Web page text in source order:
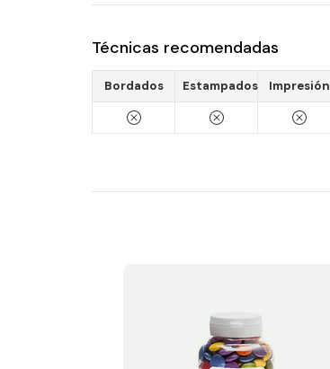
Técnicas recomendadas
Bordados Estampados Impresión